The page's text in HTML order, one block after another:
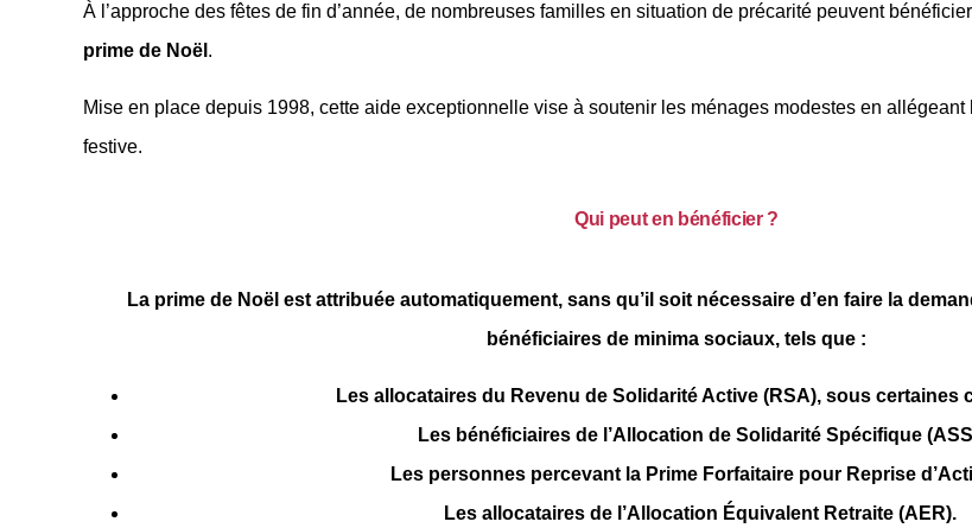
À l’approche des fêtes de fin d’année, de nombreuses familles en situation de précarité peuvent
prime de Noël .
Mise en place depuis 1998, cette aide exceptionnelle vise à soutenir les ménages modestes en
festive.
Qui peut en bénéficier ?
La prime de Noël est attribuée automatiquement, sans qu’il soit nécessaire d’en faire la
bénéficiaires de minima sociaux, tels que :
Les allocataires du Revenu de Solidarité Active (RSA), sous certaines
Les bénéficiaires de l’Allocation de Solidarité Spécifique
Les personnes percevant la Prime Forfaitaire pour Reprise
Les allocataires de l’Allocation Équivalent Retraite (AER).